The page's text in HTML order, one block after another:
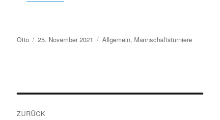
Autor
Otto Veröffentlicht
am
25. November 2021 Kategorien
Allgemein, Mannschaftsturniere
ZURÜCK